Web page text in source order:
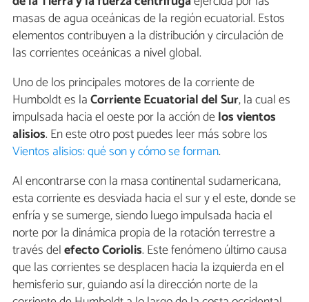
masas de agua oceánicas de la región ecuatorial. Estos
elementos contribuyen a la distribución y circulación de
las corrientes oceánicas a nivel global.
Uno de los principales motores de la corriente de
Humboldt es laCorriente Ecuatorial del Sur, la cual es
impulsada hacia el oeste por la acción delos vientos
alisios. En este otro post puedes leer más sobre los
Vientos alisios: qué son y cómo se forman.
Al encontrarse con la masa continental sudamericana,
esta corriente es desviada hacia el sur y el este, donde se
enfría y se sumerge, siendo luego impulsada hacia el
norte por la dinámica propia de la rotación terrestre a
través delefecto Coriolis. Este fenómeno último causa
que las corrientes se desplacen hacia la izquierda en el
hemisferio sur, guiando así la dirección norte de la